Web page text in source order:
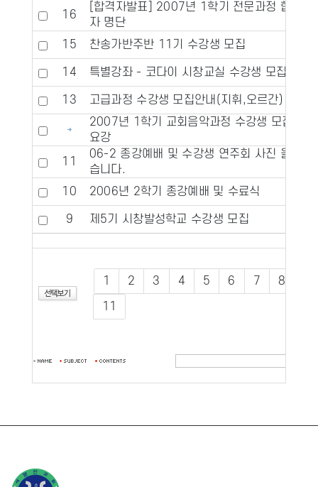
16
[합격자발표] 2007년 1학기 전문과정 합격
자 명단
15
찬송가반주반 11기 수강생 모집
14 특별강좌 - 코다이 시창교실 수강생 모집
13
고급과정 수강생 모집안내(지휘,오르간)
2007년 1학기 교회음악과정 수강생 모집
요강
11
06-2 종강예배 및 수강생 연주회 사진 올렸
습니다.
10
2006년 2학기 종강예배 및 수료식
9 제5기 시창발성학교 수강생 모집
1 2 3 4 5 6 7 8
11